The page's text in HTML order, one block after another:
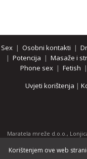
Sex| Osobni kontakti |
| Potencija | Masaže i
Phone sex| Fetish |
Uvjeti korištenja |
Maratela mreže d.o.o.,
godina zabranjeno je
Partnerski portali:
Korištenjem ove web